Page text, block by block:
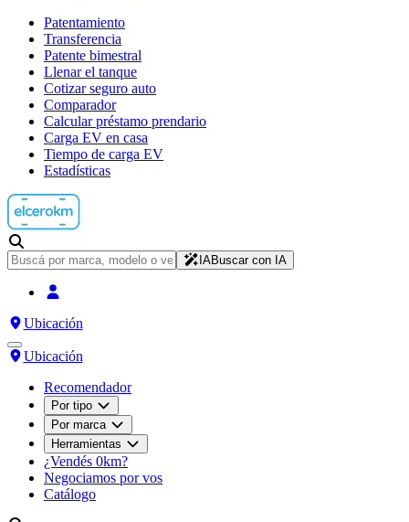
Patentamiento
Transferencia
Patente bimestral
Llenar el tanque
Cotizar seguro auto
Comparador
Calcular préstamo prendario
Carga EV en casa
Tiempo de carga EV
Estadísticas
IABuscar con IA
Ubicación
Ubicación
Recomendador
Por tipo
Por marca
Herramientas
¿Vendés 0km?
Negociamos por vos
Catálogo